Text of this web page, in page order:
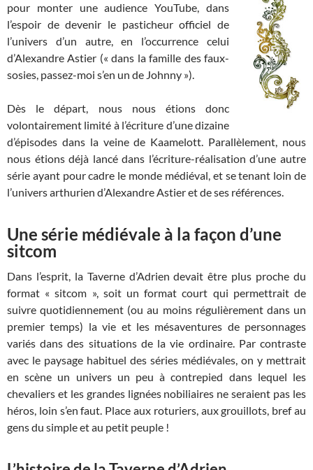
pour monter une audience YouTube, dans
l’espoir de devenir le pasticheur officiel de
l’univers d’un autre, en l’occurrence celui
d’Alexandre Astier (« dans la famille des faux-
sosies, passez-moi s’en un de Johnny »).
Dès le départ, nous nous étions donc
volontairement limité à l’écriture d’une dizaine
d’épisodes dans la veine de Kaamelott. Parallèlement, nous
nous étions déjà lancé dans l’écriture-réalisation d’une autre
série ayant pour cadre le monde médiéval, et se tenant loin de
l’univers arthurien d’Alexandre Astier et de ses références.
Une série médiévale à la façon d’une
sitcom
Dans l’esprit, la Taverne d’Adrien devait être plus proche du
format « sitcom », soit un format court qui permettrait de
suivre quotidiennement (ou au moins régulièrement dans un
premier temps) la vie et les mésaventures de personnages
variés dans des situations de la vie ordinaire. Par contraste
avec le paysage habituel des séries médiévales, on y mettrait
en scène un univers un peu à contrepied dans lequel les
chevaliers et les grandes lignées nobiliaires ne seraient pas les
héros, loin s’en faut. Place aux roturiers, aux grouillots, bref au
gens du simple et au petit peuple !